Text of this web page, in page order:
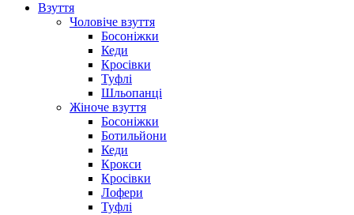
Взуття
Чоловіче взуття
Босоніжки
Кеди
Кросівки
Туфлі
Шльопанці
Жіноче взуття
Босоніжки
Ботильйони
Кеди
Крокси
Кросівки
Лофери
Туфлі